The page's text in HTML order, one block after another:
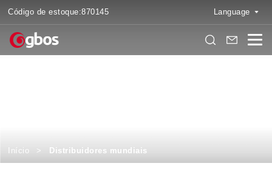
Código de estoque:870145 Language
Início > Distribuidores mundiais